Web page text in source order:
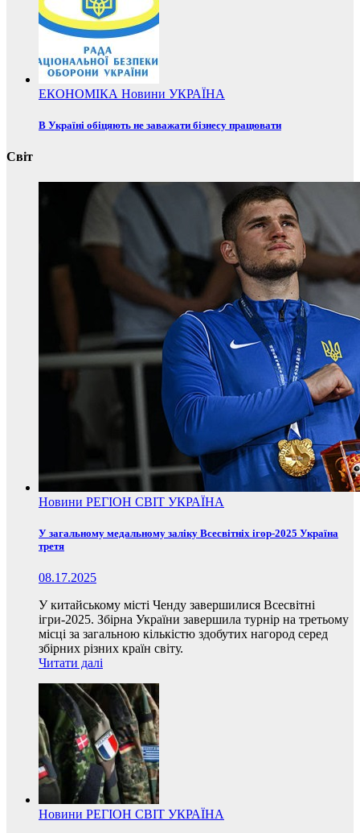
ЕКОНОМІКА Новини УКРАЇНА
В Україні обіцяють не заважати бізнесу працювати
Світ
Новини РЕГІОН СВІТ УКРАЇНА
У загальному медальному заліку Всесвітніх ігор-2025 Україна
третя
08.17.2025
У китайському місті Ченду завершилися Всесвітні
ігри-2025. Збірна України завершила турнір на третьому
місці за загальною кількістю здобутих нагород серед
збірних різних країн світу.
Читати далі
Новини РЕГІОН СВІТ УКРАЇНА